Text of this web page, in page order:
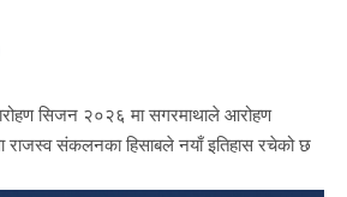
सिजन २०२६ मा सगरमाथाले आरोहण
राजस्व संकलनका हिसाबले नयाँ इतिहास रचेको छ